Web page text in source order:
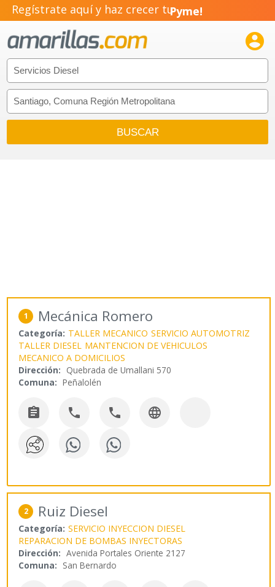
Regístrate aquí y haz crecer tuPyme!
Emprendimiento!

1 Mecánica Romero
Categoría: TALLER MECANICO SERVICIO AUTOMOTRIZ
TALLER DIESEL MANTENCION DE VEHICULOS
MECANICO A DOMICILIOS
Dirección: Quebrada de Umallani 570
Comuna: Peñalolén
   
2 Ruiz Diesel
Categoría: SERVICIO INYECCION DIESEL
REPARACION DE BOMBAS INYECTORAS
Dirección: Avenida Portales Oriente 2127
Comuna: San Bernardo